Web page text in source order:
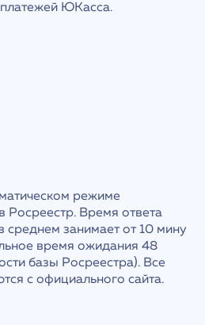
ЮКасса.
режиме
Росреестр. Время ответа
среднем занимает от 10 мину
время ожидания 48
базы Росреестра). Все
с официального сайта.